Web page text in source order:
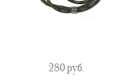
280руб.